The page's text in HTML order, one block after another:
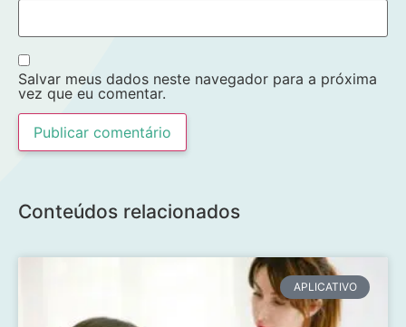
Salvar meus dados neste navegador para a próxima
vez que eu comentar.
Conteúdos relacionados
APLICATIVO